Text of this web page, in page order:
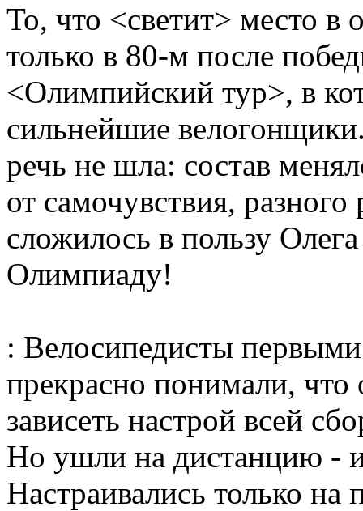
То, что <светит> место в
только в 80-м после
<Олимпийский тур>, в
сильнейшие
речь не шла: состав
от самочувствия, разного
сложилось в пользу
Олимпиаду!
: Велосипедисты
прекрасно понимали, что
зависеть настрой всей
Но ушли на дистанцию -
Настраивались только на